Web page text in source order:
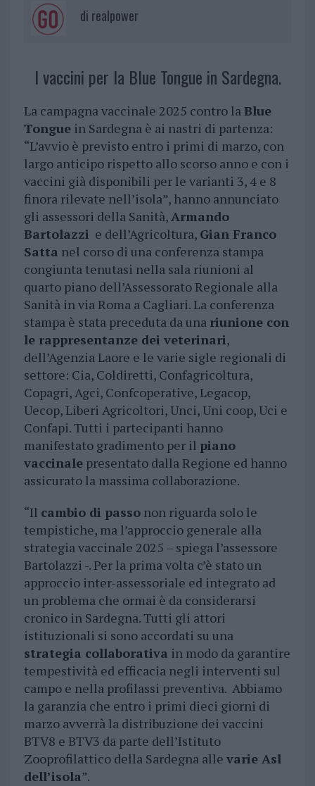
di realpower
I vaccini per la Blue Tongue in Sardegna.
La campagna vaccinale 2025 contro laBlue
Tonguein Sardegna è ai nastri di partenza:
“L’avvio è previsto entro i primi di marzo, con
largo anticipo rispetto allo scorso anno e con i
vaccini già disponibili per le varianti 3, 4 e 8
finora rilevate nell’isola”, hanno annunciato
gli assessori della Sanità,Armando
Bartolazzi e dell’Agricoltura, Gian Franco
Satta nel corso di una conferenza stampa
congiunta tenutasi nella sala riunioni al
quarto piano dell’Assessorato Regionale alla
Sanità in via Roma a Cagliari. La conferenza
stampa è stata preceduta da una riunione con
le rappresentanze dei veterinari,
dell’Agenzia Laore e le varie sigle regionali di
settore: Cia, Coldiretti, Confagricoltura,
Copagri, Agci, Confcoperative, Legacop,
Uecop, Liberi Agricoltori, Unci, Uni coop, Uci e
Confapi. Tutti i partecipanti hanno
manifestato gradimento per il piano
vaccinalepresentato dalla Regione ed hanno
assicurato la massima collaborazione.
“Il cambio di passonon riguarda solo le
tempistiche, ma l’approccio generale alla
strategia vaccinale 2025 – spiega l’assessore
Bartolazzi -. Per la prima volta c’è stato un
approccio inter-assessoriale ed integrato ad
un problema che ormai è da considerarsi
cronico in Sardegna. Tutti gli attori
istituzionali si sono accordati su una
strategia collaborativa in modo da garantire
tempestività ed efficacia negli interventi sul
campo e nella profilassi preventiva. Abbiamo
la garanzia che entro i primi dieci giorni di
marzo avverrà la distribuzione dei vaccini
BTV8 e BTV3 da parte dell’Istituto
Zooprofilattico della Sardegna alle varie Asl
dell’isola”.